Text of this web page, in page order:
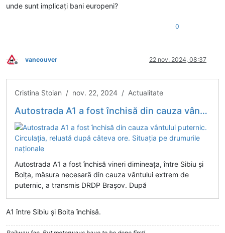
unde sunt implicați bani europeni?
0
Deconectat
vancouver 22 nov. 2024, 08:37
Cristina Stoian / nov. 22, 2024 / Actualitate
Autostrada A1 a fost închisă din cauza vântului puternic. Circulația, reluată după câteva ore. Situația pe drumurile naționale
Autostrada A1 a fost închisă vineri dimineaţa, între Sibiu şi
Boiţa, măsura necesară din cauza vântului extrem de
puternic, a transmis DRDP Braşov. După
A1 între Sibiu și Boita închisă.